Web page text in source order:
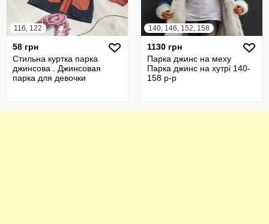
116, 122
58 грн
Стильна куртка парка
джинсова . Джинсовая
парка для девочки
140, 146, 152, 158
1130 грн
Парка джинс на меху
Парка джинс на хутрі 140-
158 р-р